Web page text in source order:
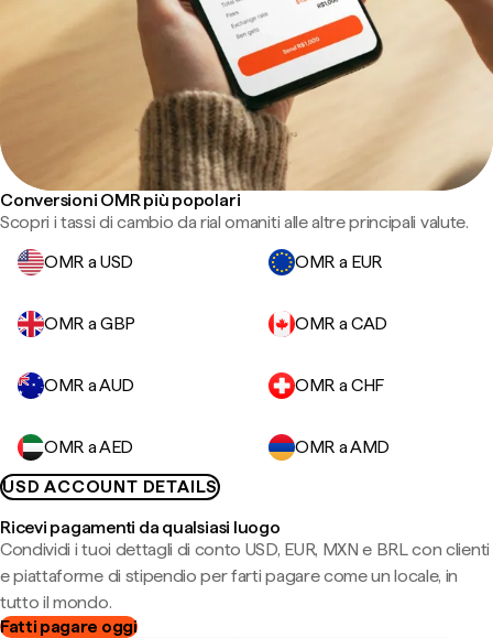
Conversioni OMR più popolari
Scopri i tassi di cambio da rial omaniti alle altre principali valute.
OMR a USD
OMR a EUR
OMR a GBP OMR a CAD
OMR a AUD OMR a CHF
OMR a AED
OMR a AMD
USD ACCOUNT DETAILS
Ricevi pagamenti da qualsiasi luogo
Condividi i tuoi dettagli di conto USD, EUR, MXN e BRL con clienti
e piattaforme di stipendio per farti pagare come un locale, in
tutto il mondo.
Fatti pagare oggi